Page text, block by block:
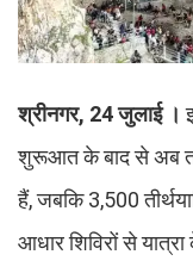
श्रीनगर, 24 जुलाई ।
शुरूआत के बाद से अब
हैं, जबकि 3,500
आधार शिविरों से